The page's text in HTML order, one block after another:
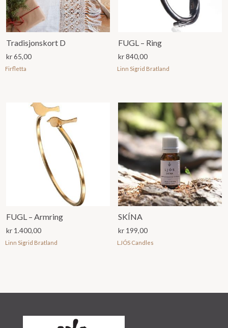
Tradisjonskort D
kr65,00
Firfletta
FUGL – Ring
kr840,00
Linn Sigrid Bratland
FUGL – Armring
kr 1.400,00
Linn Sigrid Bratland
SKÍNA
kr 199,00
LJÓS Candles